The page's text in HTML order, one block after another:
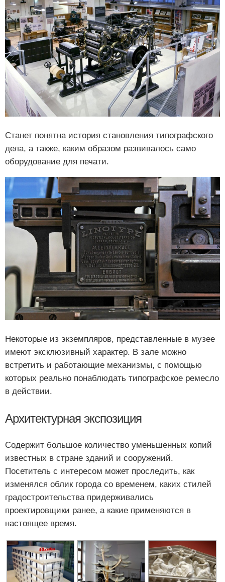
Станет понятна история становления типографского
дела, а также, каким образом развивалось само
оборудование для печати.
Некоторые из экземпляров, представленные в музее
имеют эксклюзивный характер. В зале можно
встретить и работающие механизмы, с помощью
которых реально понаблюдать типографское ремесло
в действии.
Архитектурная экспозиция
Содержит большое количество уменьшенных копий
известных в стране зданий и сооружений.
Посетитель с интересом может проследить, как
изменялся облик города со временем, каких стилей
градостроительства придерживались
проектировщики ранее, а какие применяются в
настоящее время.